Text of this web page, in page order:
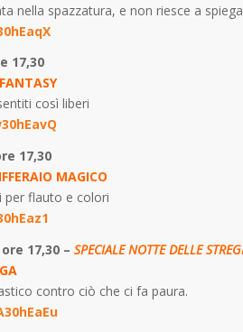
nella spazzatura, e non riesce a
17,30
così liberi
17,30
MAGICO
per flauto e colori
17,30 – SPECIALE NOTTE DELLE
contro ciò che ci fa paura.